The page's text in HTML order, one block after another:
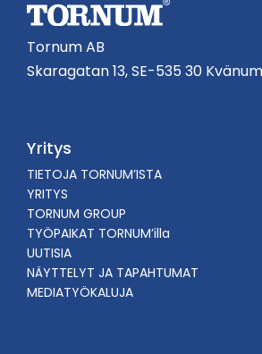
Tornum AB
Skaragatan 13, SE-535 30
Yritys
TIETOJA TORNUM’ISTA
YRITYS
TORNUM GROUP
TYÖPAIKAT TORNUM’illa
UUTISIA
NÄYTTELYT JA TAPAHTUMAT
MEDIATYÖKALUJA